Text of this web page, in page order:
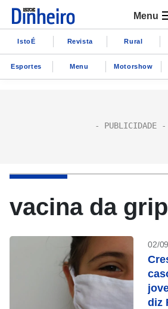
Menu
IstoÉ Revista Rural
Esportes Menu Motorshow
vacina da
02/
diz